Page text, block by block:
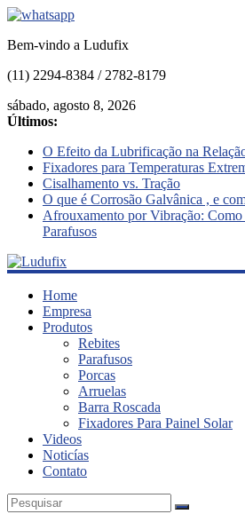
Bem-vindo a Ludufix
(11) 2294-8384 / 2782-8179
sábado, agosto 8, 2026
Últimos:
O Efeito da Lubrificação na
Fixadores para Temperaturas
Cisalhamento vs. Tração
O que é Corrosão Galvânica , e
Afrouxamento por Vibração:
Parafusos
Ludufix
Fixadores
Home
Empresa
Produtos
Rebites
Parafusos
Porcas
Arruelas
Barra Roscada
Fixadores Para Painel Solar
Videos
Noticías
Contato